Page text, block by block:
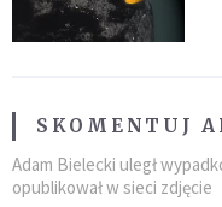
SKOMENTUJ
Adam Bielecki uległ
opublikował w sieci zdjęcie